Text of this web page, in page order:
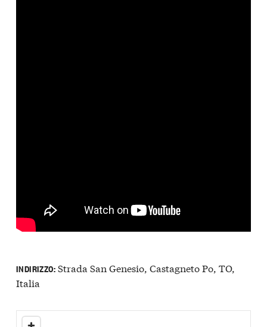
INDIRIZZO:Strada San Genesio, Castagneto Po, TO,
Italia